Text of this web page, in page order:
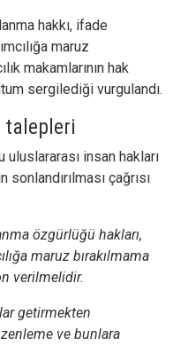
hakkı, ifade
maruz
makamlarının hak
sergilediği vurgulandı.
talepleri
uluslararası insan hakları
çağrısı
özgürlüğü hakları,
maruz bırakılmama
verilmelidir.
getirmekten
ve bunlara